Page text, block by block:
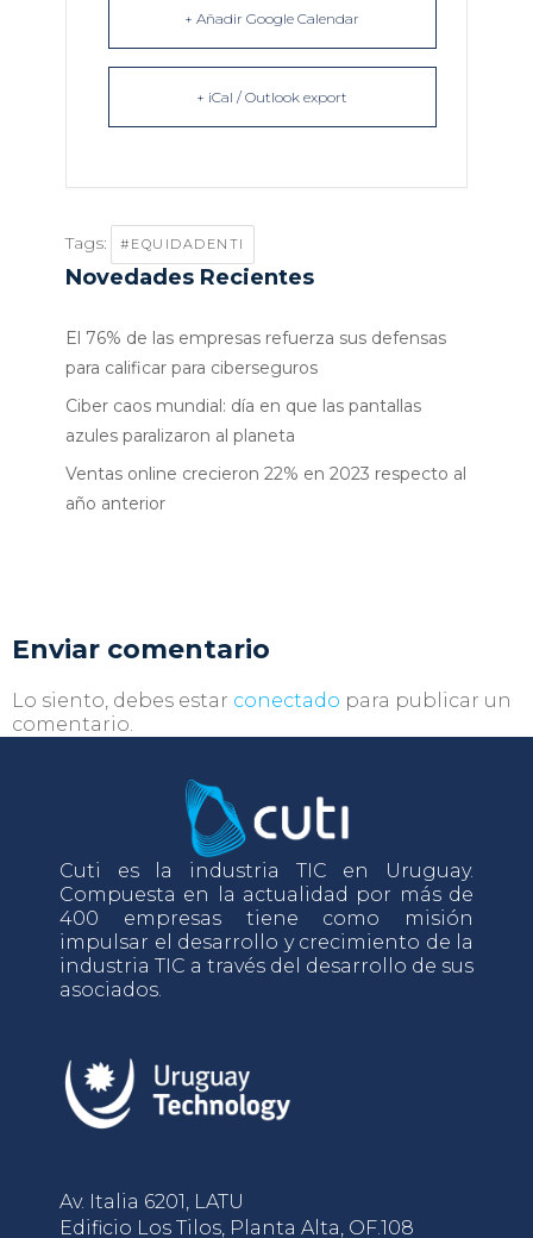
+ Añadir Google Calendar
+ iCal / Outlook export
Tags: #EQUIDADENTI
Novedades Recientes
El 76% de las empresas refuerza sus defensas
para calificar para ciberseguros
Ciber caos mundial: día en que las pantallas
azules paralizaron al planeta
Ventas online crecieron 22% en 2023 respecto al
año anterior
Enviar comentario
Lo siento, debes estar conectado para publicar un
comentario.
Cuti es la industria TIC en Uruguay.
Compuesta en la actualidad por más de
400 empresas tiene como misión
impulsar el desarrollo y crecimiento de la
industria TIC a través del desarrollo de sus
asociados.
Av. Italia 6201, LATU
Edificio Los Tilos, Planta Alta, OF.108